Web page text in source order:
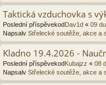
Taktická vzduchovka s
Poslední příspěvekodDav1d « 09
Napsalv Střelecké soutěže, akce a
Kladno 19.4.2026 -
Poslední příspěvekodKubajzz « 08
Napsalv Střelecké soutěže, akce a